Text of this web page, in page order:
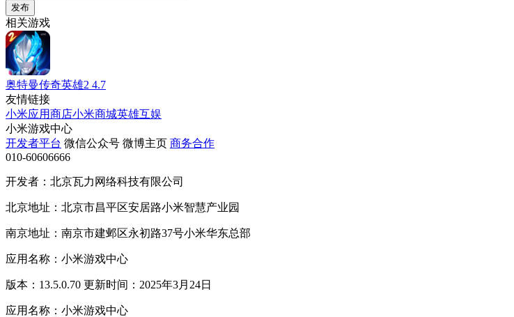
发布
相关游戏
奥特曼传奇英雄2 4.7
友情链接
小米应用商店小米商城英雄互娱
小米游戏中心
开发者平台 微信公众号 微博主页 商务合作
010-60606666
开发者：北京瓦力网络科技有限公司
北京地址：北京市昌平区安居路小米智慧产业园
南京地址：南京市建邺区永初路37号小米华东总部
应用名称：小米游戏中心
版本：13.5.0.70 更新时间：2025年3月24日
应用名称：小米游戏中心